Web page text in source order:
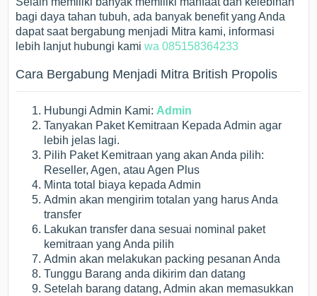
bagi daya tahan tubuh, ada banyak benefit yang Anda
dapat saat bergabung menjadi Mitra kami, informasi
lebih lanjut hubungi kamiwa 085158364233
Cara Bergabung Menjadi Mitra British Propolis
Hubungi Admin Kami: Admin
Tanyakan Paket Kemitraan Kepada Admin agar
lebih jelas lagi.
Pilih Paket Kemitraan yang akan Anda pilih:
Reseller, Agen, atau Agen Plus
Minta total biaya kepada Admin
Admin akan mengirim totalan yang harus Anda
transfer
Lakukan transfer dana sesuai nominal paket
kemitraan yang Anda pilih
Admin akan melakukan packing pesanan Anda
Tunggu Barang anda dikirim dan datang
Setelah barang datang, Admin akan memasukkan